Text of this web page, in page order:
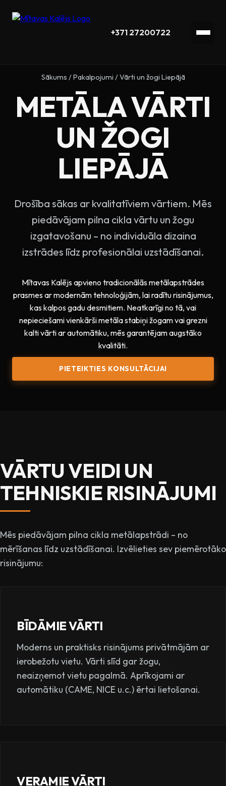
+371 27200722
Sākums /Pakalpojumi /Vārti un žogi Liepājā
METĀLA VĀRTI
UN ŽOGI
LIEPĀJĀ
Drošība sākas ar kvalitatīviem vārtiem. Mēs
piedāvājam pilna cikla vārtu un žogu
izgatavošanu – no individuāla dizaina
izstrādes līdz profesionālai uzstādīšanai.
Mītavas Kalējs apvieno tradicionālās metālapstrādes
prasmes ar modernām tehnoloģijām, lai radītu risinājumus,
kas kalpos gadu desmitiem. Neatkarīgi no tā, vai
nepieciešami vienkārši metāla stabiņi žogam vai grezni
kalti vārti ar automātiku, mēs garantējam augstāko
kvalitāti.
PIETEIKTIES KONSULTĀCIJAI
VĀRTU VEIDI UN
TEHNISKIE RISINĀJUMI
Mēs piedāvājam pilna cikla metālapstrādi – no
mērīšanas līdz uzstādīšanai. Izvēlieties sev piemērotāko
risinājumu:
BĪDĀMIE VĀRTI
Moderns un praktisks risinājums privātmājām ar
ierobežotu vietu. Vārti slīd gar žogu,
neaizņemot vietu pagalmā. Aprīkojami ar
automātiku (CAME, NICE u.c.) ērtai lietošanai.
VERAMIE VĀRTI